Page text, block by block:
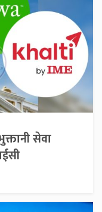
सेवा